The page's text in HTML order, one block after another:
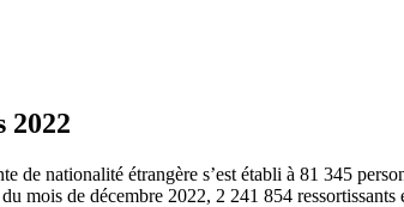
2022
de nationalité étrangère s’est établi à 81 345
mois de décembre 2022, 2 241 854 ressortissants